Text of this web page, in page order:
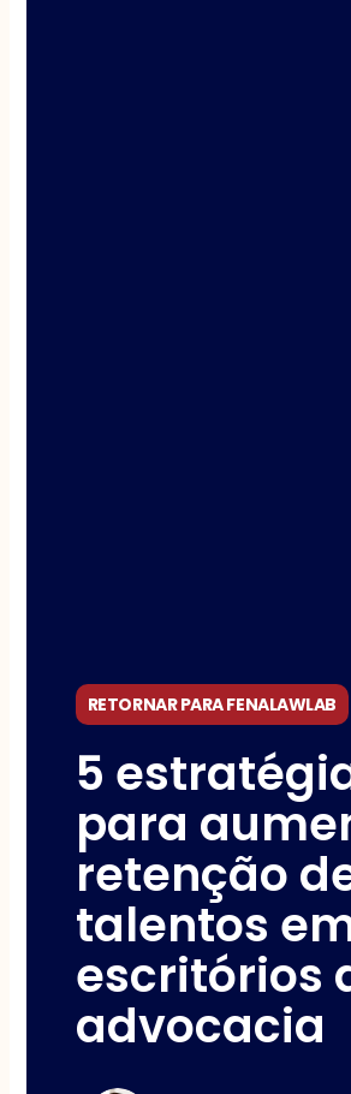
RETORNAR PARA FENALAWLAB
5
para
retenção
talentos
escritórios
advocacia